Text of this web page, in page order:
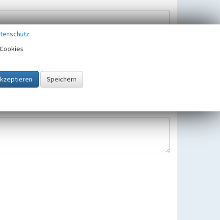
gespeichert und verwendet.
gültigen Europäischen